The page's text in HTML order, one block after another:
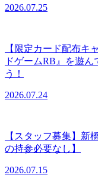
2026.07.25
【限定カード配布キ
ドゲームRB』を遊
う！
2026.07.24
【スタッフ募集】新
の持参必要なし】
2026.07.15